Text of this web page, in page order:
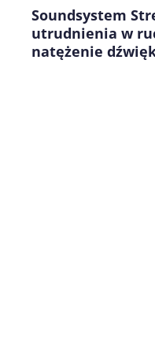
Soundsystem
utrudnienia w
natężenie